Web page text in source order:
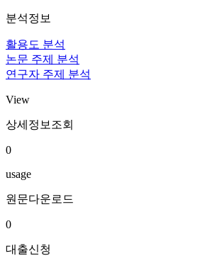
분석정보
활용도 분석
논문 주제 분석
연구자 주제 분석
View
상세정보조회
0
usage
원문다운로드
0
대출신청